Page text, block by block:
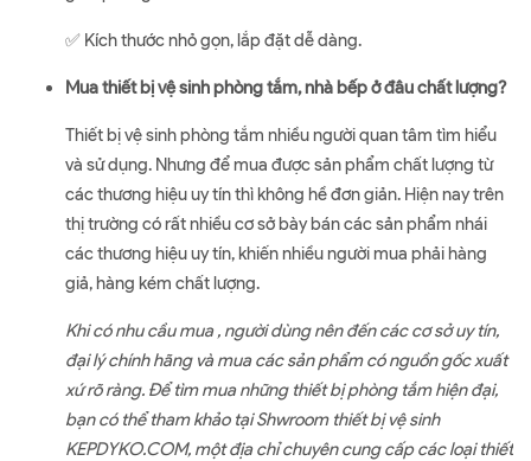
✅ Kích thước nhỏ gọn, lắp đặt dễ dàng.
Mua thiết bị vệ sinh phòng tắm, nhà bếp ở đâu chất lượng?
Thiết bị vệ sinh phòng tắm nhiều người quan tâm tìm hiểu
và sử dụng. Nhưng để mua được sản phẩm chất lượng từ
các thương hiệu uy tín thì không hề đơn giản. Hiện nay trên
thị trường có rất nhiều cơ sở bày bán các sản phẩm nhái
các thương hiệu uy tín, khiến nhiều người mua phải hàng
giả, hàng kém chất lượng.
Khi có nhu cầu mua , người dùng nên đến các cơ sở uy tín,
đại lý chính hãng và mua các sản phẩm có nguồn gốc xuất
xứ rõ ràng. Để tìm mua những thiết bị phòng tắm hiện đại,
bạn có thể tham khảo tại Shwroom thiết bị vệ sinh
KEPDYKO.COM, một địa chỉ chuyên cung cấp các loại thiết